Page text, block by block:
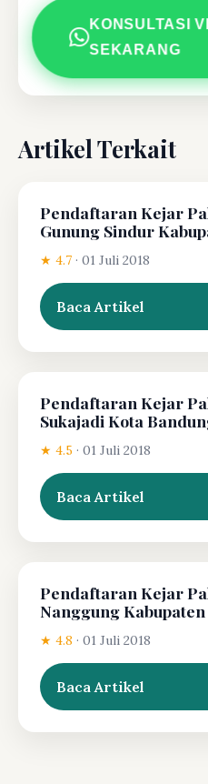
KONSULTASI
SEKARANG
Artikel Terkait
Pendaftaran Kejar
Gunung Sindur
★ 4.7 · 01 Juli 2018
Baca Artikel
Pendaftaran Kejar
Sukajadi Kota
★ 4.5 · 01 Juli 2018
Baca Artikel
Pendaftaran Kejar
Nanggung
★ 4.8 · 01 Juli 2018
Baca Artikel